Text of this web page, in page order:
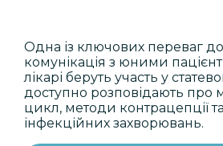
Одна із ключових переваг
комунікація з юними
лікарі беруть участь у
доступно розповідають про
цикл, методи контрацепції
інфекційних захворювань.